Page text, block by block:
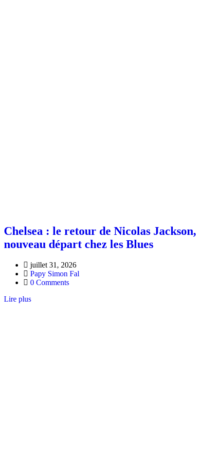
Chelsea : le retour de Nicolas Jackson,
nouveau départ chez les Blues
juillet 31, 2026
Papy Simon Fal
0 Comments
Lire plus